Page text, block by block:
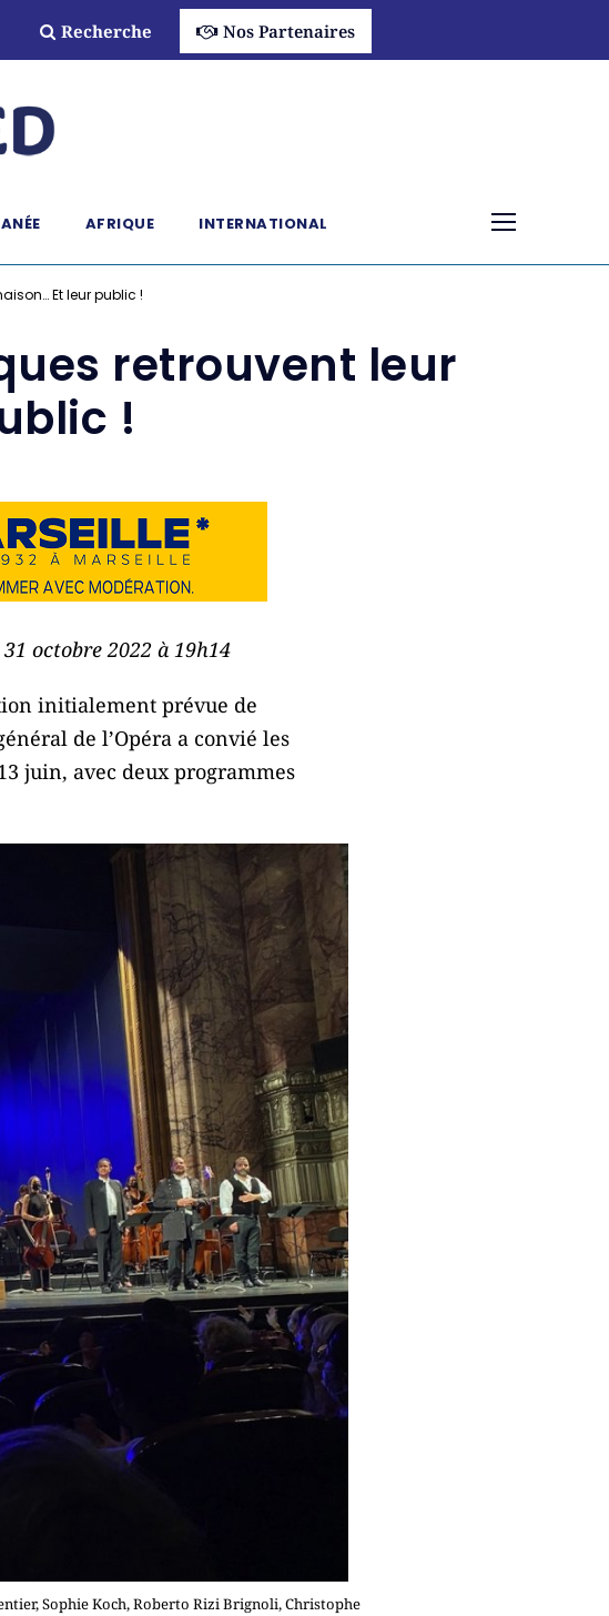
Recherche Nos Partenaires
AFRIQUE INTERNATIONAL
Et leur public !
retrouvent leur
!
octobre 2022 à 19h14
initialement prévue de
de l’Opéra a convié les
juin, avec deux programmes
Sophie Koch, Roberto Rizi Brignoli, Christophe